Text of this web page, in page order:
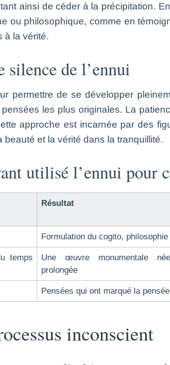
ainsi de céder à la précipitation.
ou philosophique, comme en
à la vérité.
silence de l’ennui
permettre de se développer
les plus originales. La
approche est incarnée par des
et la vérité dans la tranquillité.
utilisé l’ennui pour
Résultat
Formulation du cogito, philosophie
temps
Une œuvre monumentale
prolongée
Pensées qui ont marqué la
inconscient